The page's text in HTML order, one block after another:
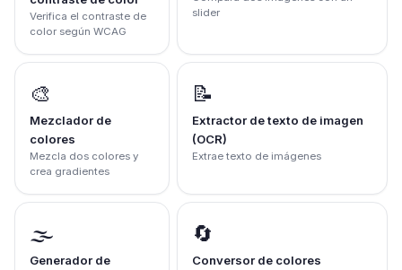
Verifica el contraste de
color según WCAG
slider
🎨
Mezclador de
colores
Mezcla dos colores y
crea gradientes
📝
Extractor de texto de imagen
(OCR)
Extrae texto de imágenes
🌫️
Generador de
🔄
Conversor de colores